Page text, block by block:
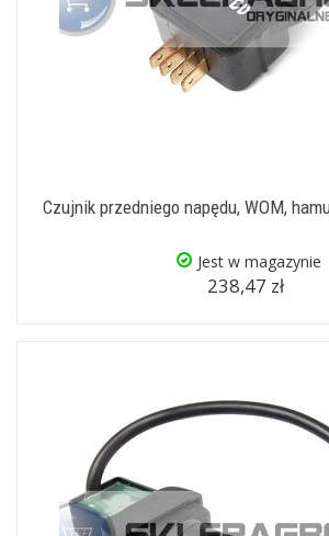
Czujnik przedniego napędu, WOM,
Jest w magazynie
238,47 zł